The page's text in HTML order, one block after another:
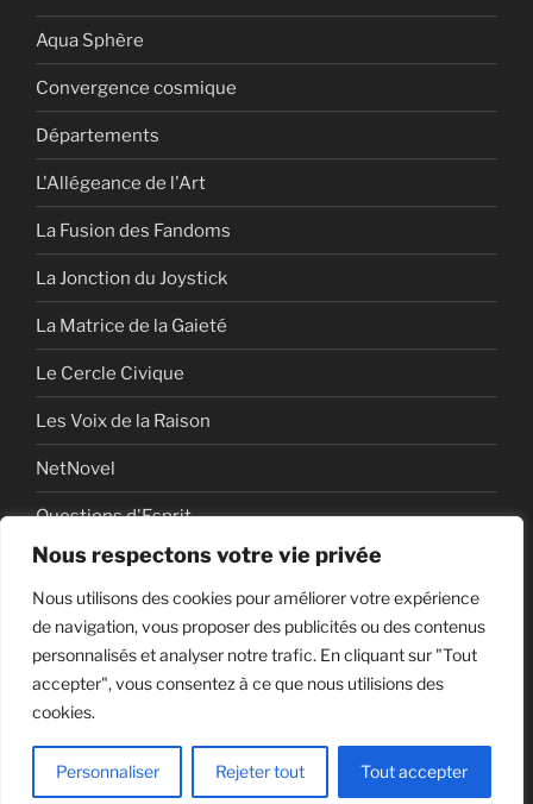
Nous respectons votre vie privée
Nous utilisons des cookies pour améliorer votre expérience
de navigation, vous proposer des publicités ou des contenus
personnalisés et analyser notre trafic. En cliquant sur "Tout
accepter", vous consentez à ce que nous utilisions des
cookies.
Personnaliser Rejeter tout Tout accepter
Aqua Sphère
Convergence cosmique
Départements
L'Allégeance de l'Art
La Fusion des Fandoms
La Jonction du Joystick
La Matrice de la Gaieté
Le Cercle Civique
Les Voix de la Raison
NetNovel
Questions d'Esprit
Série
Série vidéo
WordPress